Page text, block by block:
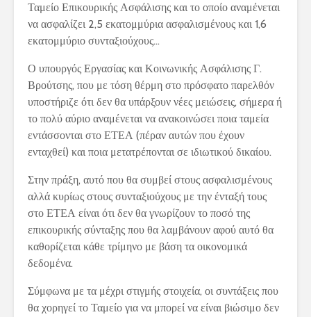
Ταμείο Επικουρικής Ασφάλισης και το οποίο αναμένεται
να ασφαλίζει 2,5 εκατομμύρια ασφαλισμένους και 1,6
εκατομμύριο συνταξιούχους…
Ο υπουργός Εργασίας και Κοινωνικής Ασφάλισης Γ.
Βρούτσης, που με τόση θέρμη στο πρόσφατο παρελθόν
υποστήριζε ότι δεν θα υπάρξουν νέες μειώσεις, σήμερα ή
το πολύ αύριο αναμένεται να ανακοινώσει ποια ταμεία
εντάσσονται στο ΕΤΕΑ (πέραν αυτών που έχουν
ενταχθεί) και ποια μετατρέπονται σε ιδιωτικού δικαίου.
Στην πράξη, αυτό που θα συμβεί στους ασφαλισμένους
αλλά κυρίως στους συνταξιούχους με την ένταξή τους
στο ΕΤΕΑ είναι ότι δεν θα γνωρίζουν το ποσό της
επικουρικής σύνταξης που θα λαμβάνουν αφού αυτό θα
καθορίζεται κάθε τρίμηνο με βάση τα οικονομικά
δεδομένα.
Σύμφωνα με τα μέχρι στιγμής στοιχεία, οι συντάξεις που
θα χορηγεί το Ταμείο για να μπορεί να είναι βιώσιμο δεν